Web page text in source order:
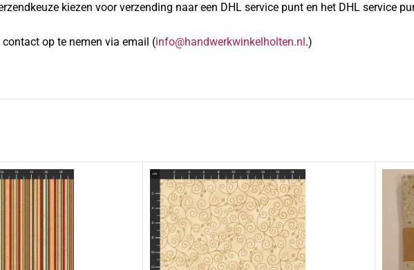
kiezen voor verzending naar een DHL service punt en het DHL service
op te nemen via email (info@handwerkwinkelholten.nl.)